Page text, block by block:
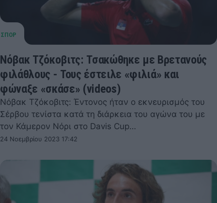
Νόβακ Τζόκοβιτς: Τσακώθηκε με Βρετανούς
φιλάθλους - Τους έστειλε «φιλιά» και
φώναξε «σκάσε» (videos)
Νόβακ Τζόκοβιτς: Έντονος ήταν ο εκνευρισμός του
Σέρβου τενίστα κατά τη διάρκεια του αγώνα του με
τον Κάμερον Νόρι στο Davis Cup…
24 Νοεμβρίου 2023 17:42